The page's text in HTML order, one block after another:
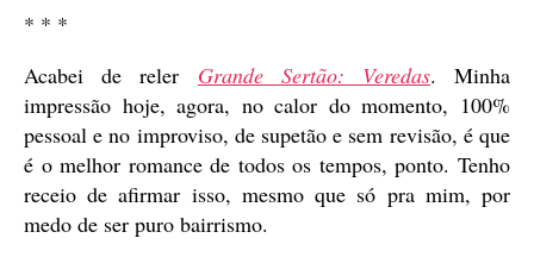
* * *
Acabei de reler Grande Sertão: Veredas. Minha
impressão hoje, agora, no calor do momento, 100%
pessoal e no improviso, de supetão e sem revisão, é que
é o melhor romance de todos os tempos, ponto. Tenho
receio de afirmar isso, mesmo que só pra mim, por
medo de ser puro bairrismo.